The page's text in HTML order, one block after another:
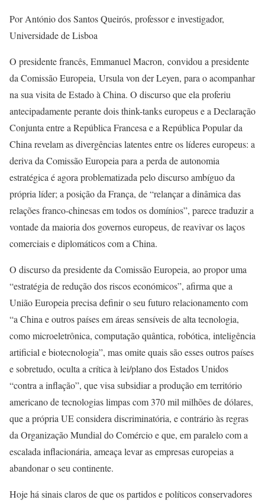
Por António dos Santos Queirós, professor e investigador,
Universidade de Lisboa
O presidente francês, Emmanuel Macron, convidou a presidente
da Comissão Europeia, Ursula von der Leyen, para o acompanhar
na sua visita de Estado à China. O discurso que ela proferiu
antecipadamente perante dois think-tanks europeus e a Declaração
Conjunta entre a República Francesa e a República Popular da
China revelam as divergências latentes entre os líderes europeus: a
deriva da Comissão Europeia para a perda de autonomia
estratégica é agora problematizada pelo discurso ambíguo da
própria líder; a posição da França, de “relançar a dinâmica das
relações franco-chinesas em todos os domínios”, parece traduzir a
vontade da maioria dos governos europeus, de reavivar os laços
comerciais e diplomáticos com a China.
O discurso da presidente da Comissão Europeia, ao propor uma
“estratégia de redução dos riscos económicos”, afirma que a
União Europeia precisa definir o seu futuro relacionamento com
“a China e outros países em áreas sensíveis de alta tecnologia,
como microeletrônica, computação quântica, robótica, inteligência
artificial e biotecnologia”, mas omite quais são esses outros países
e sobretudo, oculta a crítica à lei/plano dos Estados Unidos
“contra a inflação”, que visa subsidiar a produção em território
americano de tecnologias limpas com 370 mil milhões de dólares,
que a própria UE considera discriminatória, e contrário às regras
da Organização Mundial do Comércio e que, em paralelo com a
escalada inflacionária, ameaça levar as empresas europeias a
abandonar o seu continente.
Hoje há sinais claros de que os partidos e políticos conservadores